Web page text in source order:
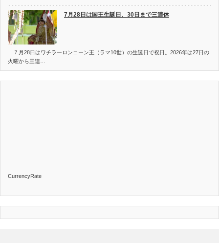
7月28日は国王生誕日、30日まで三連休
７月28日はワチラーロンコーン王（ラマ10世）の生誕日で祝日。2026年は27日の
火曜から三連…
CurrencyRate